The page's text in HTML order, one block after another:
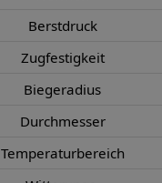
Berstdruck
Zugfestigkeit
Biegeradius
Durchmesser
Temperaturbereich